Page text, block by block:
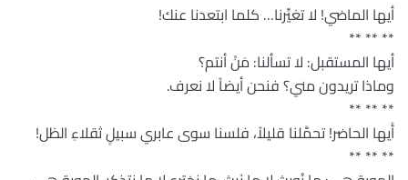
أيها الماضي! لا تغيِّرنا… كلما ابتعدنا عنك!
** ** **
أيها المستقبل: لا تسألنا: مَنْ أنتم؟
وماذا تريدون مني؟ فنحن أيضاً لا نعرف.
** ** **
أَيها الحاضر! تحمَّلنا قليلاً، فلسنا سوى عابري سبيلٍ ثقلاءِ الظل!
** ** **